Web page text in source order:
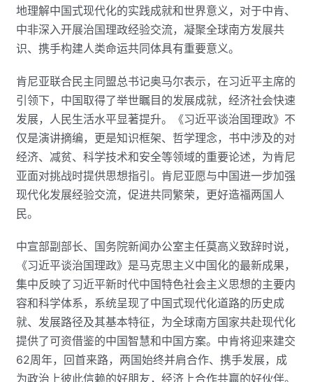
地理解中国式现代化的实践成就和世界意义，对于中肯、
中非深入开展治国理政经验交流，凝聚全球南方发展共
识、携手构建人类命运共同体具有重要意义。
肯尼亚联合民主同盟总书记奥马尔表示，在习近平主席的
引领下，中国取得了举世瞩目的发展成就，经济社会快速
发展，人民生活水平显著提升。《习近平谈治国理政》不
仅是演讲摘编，更是知识框架、哲学理念，书中涉及的对
经济、减贫、科学技术和安全等领域的重要论述，为肯尼
亚面对挑战时提供思想指引。肯尼亚愿与中国进一步加强
现代化发展经验交流，促进共同繁荣，更好造福两国人
民。
中宣部副部长、国务院新闻办公室主任莫高义致辞时说，
《习近平谈治国理政》是马克思主义中国化的最新成果，
集中反映了习近平新时代中国特色社会主义思想的主要内
容和科学体系，系统呈现了中国式现代化道路的历史成
就、发展路径及其基本特征，为全球南方国家共赴现代化
提供了可资借鉴的中国智慧和中国方案。中肯将迎来建交
62周年，回首来路，两国始终并肩合作、携手发展，成
为政治上彼此信赖的好朋友，经济上合作共赢的好伙伴。